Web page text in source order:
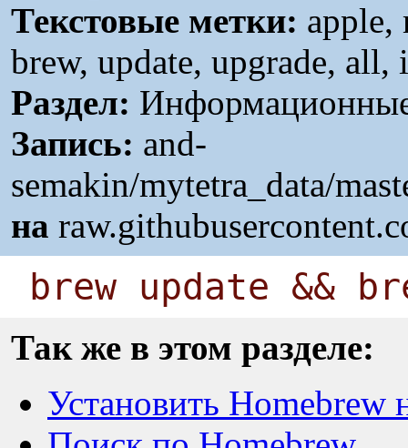
Текстовые метки: apple,
brew, update, upgrade, all,
Раздел:
Запись: and-
semakin/mytetra_data/
на
brew update &&
Так же в этом разделе:
Установить Homebrew